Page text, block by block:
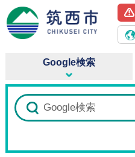
Google検索